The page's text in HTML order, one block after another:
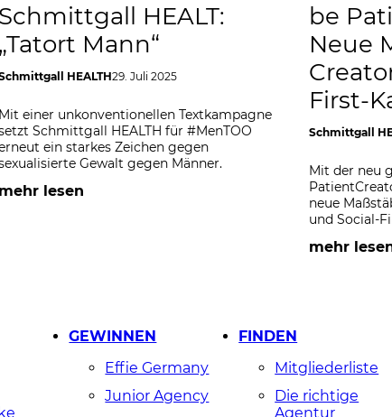
Schmittgall HEALT:
„Tatort Mann“
HEALTH29. Juli 2025
Mit einer unkonventionellen Textkampagne
Schmittgall HEALTH für #MenTOO
ein starkes Zeichen gegen
Gewalt gegen Männer.
mehr lesen
be
Neue
First-
Schmittgall
Mit der neu
neue
und Social-
mehr
GEWINNEN
Effie Germany
Junior Agency
FINDEN
Mitgliederliste
Die richtige
Agentur